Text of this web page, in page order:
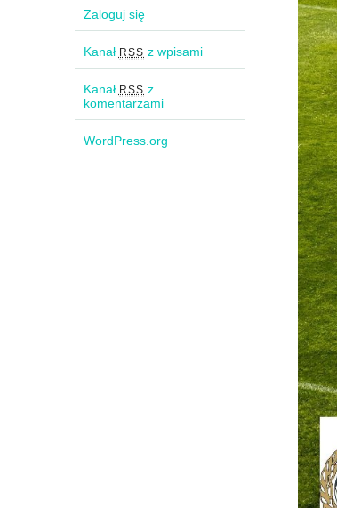
Zaloguj się
Kanał RSS z wpisami
Kanał RSS z
komentarzami
WordPress.org